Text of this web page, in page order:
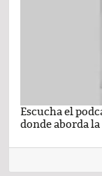
Escucha el
donde aborda